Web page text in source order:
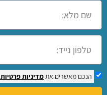
הנכם מאשרים אתמדיניות פרטיות